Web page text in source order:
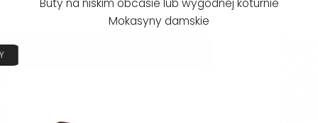
Buty na niskim obcasie lub wygodnej koturnie
Mokasyny damskie